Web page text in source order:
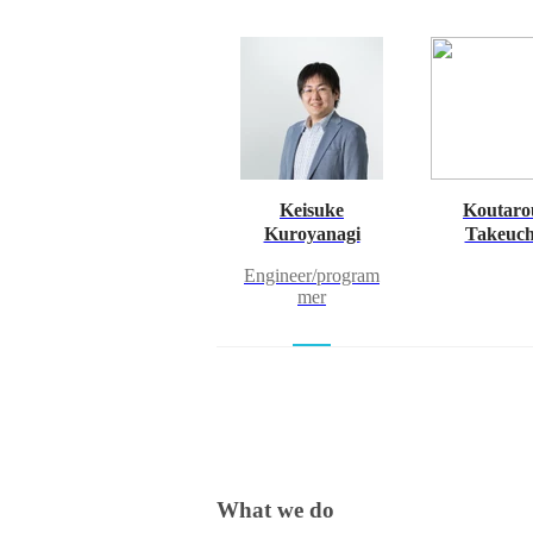
Keisuke
Kuroyanagi
Engineer/program
mer
What we do